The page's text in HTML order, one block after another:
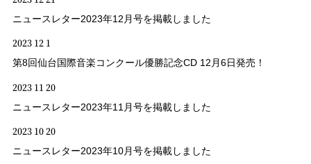
ニュースレター2023年12月号を掲載しました
2023 12 1
第8回仙台国際音楽コンクール優勝記念CD 12月6日発売！
2023 11 20
ニュースレター2023年11月号を掲載しました
2023 10 20
ニュースレター2023年10月号を掲載しました